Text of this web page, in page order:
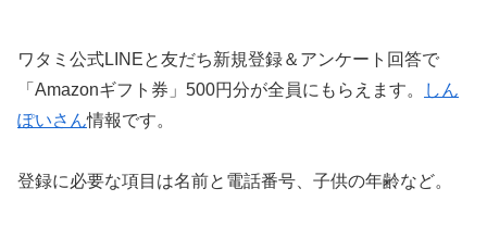
ワタミ公式LINEと友だち新規登録＆アンケート回答で
「Amazonギフト券」500円分が全員にもらえます。
しん
ぽいさん情報です。
登録に必要な項目は名前と電話番号、子供の年齢など。